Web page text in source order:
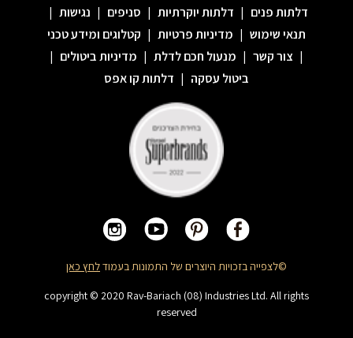
דלתות פנים | דלתות יוקרתיות | סניפים | נגישות |
תנאי שימוש | מדיניות פרטיות | קטלוגים ומידע טכני
| צור קשר | מנעול חכם לדלת | מדיניות ביטולים |
ביטול עסקה | דלתות קו אפס
©לצפייה בזכויות היוצרים של התמונות בעמודלחץ כאן
copyright © 2020 Rav-Bariach (08) Industries Ltd. All rights
reserved